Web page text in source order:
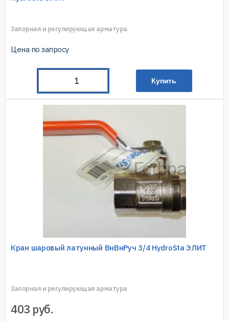
Запорная и регулирующая арматура
Цена по запросу
Купить
Кран шаровый латунный ВнВнРуч 3/4 HydroSta ЭЛИТ
Запорная и регулирующая арматура
403 руб.